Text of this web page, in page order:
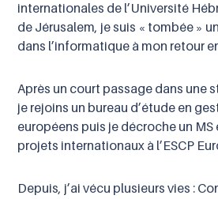
internationales de l’Université
de Jérusalem, je suis « tombée »
dans l’informatique à mon retour
Après un court passage dans une
je rejoins un bureau d’étude en
européens puis je décroche un
projets internationaux à l’ESCP
Depuis, j’ai vécu plusieurs vies :